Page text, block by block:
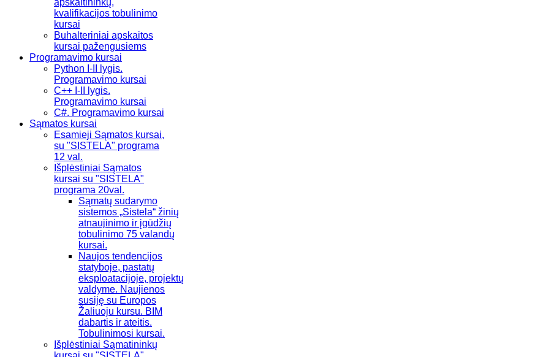
kvalifikacijos tobulinimo
kursai
Buhalteriniai apskaitos
kursai pažengusiems
Programavimo kursai
Python I-II lygis.
Programavimo kursai
C++ I-II lygis.
Programavimo kursai
C#. Programavimo kursai
Sąmatos kursai
Esamieji Sąmatos kursai,
su "SISTELA" programa
12 val.
Išplėstiniai Sąmatos
kursai su "SISTELA"
programa 20val.
Sąmatų sudarymo
sistemos „Sistela“ žinių
atnaujinimo ir įgūdžių
tobulinimo 75 valandų
kursai.
Naujos tendencijos
statyboje, pastatų
eksploatacijoje, projektų
valdyme. Naujienos
susiję su Europos
Žaliuoju kursu. BIM
dabartis ir ateitis.
Tobulinimosi kursai.
Išplėstiniai Sąmatininkų